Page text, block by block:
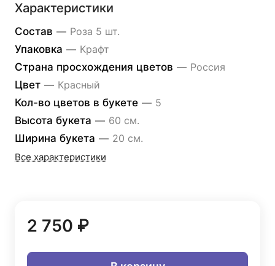
Характеристики
Состав — Роза 5 шт.
Упаковка — Крафт
Страна просхождения цветов — Россия
Цвет — Красный
Кол-во цветов в букете — 5
Высота букета — 60 см.
Ширина букета — 20 см.
Все характеристики
2 750 ₽